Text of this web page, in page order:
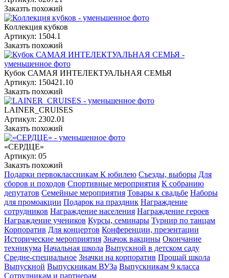
Заказть похожий
Коллекция кубков
Артикул: 1504.1
Заказть похожий
Кубок САМАЯ ИНТЕЛЕКТУАЛЬНАЯ СЕМЬЯ
Артикул: 150421.10
Заказть похожий
LAINER_CRUISES
Артикул: 2302.01
Заказть похожий
«СЕРДЦЕ»
Артикул: 05
Заказть похожий
Подарки первоклассникам К юбилею Съезды, выборы Для
сборов и походов Спортивные мероприятия К собранию
депутатов Семейные мероприятия Товары к свадьбе Наборы
для промоакции Подарок на праздник Награждение
сотрудников Награждение населения Награждение героев
Награждение учеников Курсы, семинары Турнир по танцам
Корпоратив Для концертов Конференции, презентации
Исторические мероприятия Значок вакцины Окончание
техникума Начальная школа Выпускной в детском саду
Средне-специальное Значки на корпоратив Прощай школа
Выпускной Выпускникам ВУЗа Выпускникам 9 класса
Сотрудникам и партнерам